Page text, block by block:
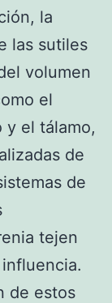
la
las sutiles
volumen
el
el tálamo,
de
de
tejen
de estos